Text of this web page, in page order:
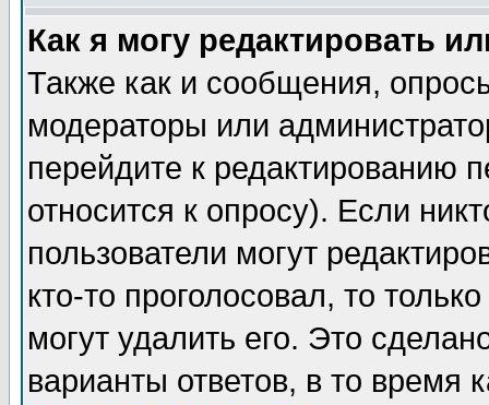
Как я могу редактировать
Также как и сообщения,
модераторы или
перейдите к редактированию
относится к опросу). Если
пользователи могут
кто-то проголосовал, то
могут удалить его. Это
варианты ответов, в то время